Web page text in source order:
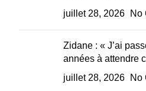
juillet 28, 2026
No
Zidane : « J’ai
années à attendre
juillet 28, 2026
No